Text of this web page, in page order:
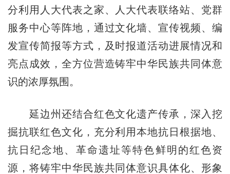
分利用人大代表之家、人大代表联络站、党群
服务中心等阵地，通过文化墙、宣传视频、编
发宣传简报等方式，及时报道活动进展情况和
亮点成效，全方位营造铸牢中华民族共同体意
识的浓厚氛围。
延边州还结合红色文化遗产传承，深入挖
掘抗联红色文化，充分利用本地抗日根据地、
抗日纪念地、革命遗址等特色鲜明的红色资
源，将铸牢中华民族共同体意识具体化、形象